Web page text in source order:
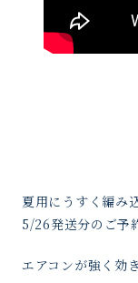
夏用にうすく編み
5/26発送分のご予
エアコンが強く効